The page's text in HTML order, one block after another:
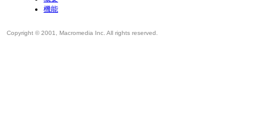
機能
Copyright © 2001, Macromedia Inc. All rights reserved.